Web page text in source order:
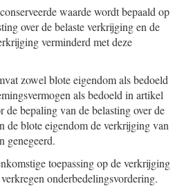
waarde wordt bepaald op
over de belaste verkrijging en de
verminderd met deze
zowel blote eigendom als bedoeld
als bedoeld in artikel
bepaling van de belasting over de
de blote eigendom de verkrijging van
genegeerd.
toepassing op de verkrijging
onderbedelingsvordering.